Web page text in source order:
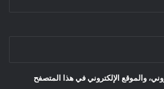
والموقع الإلكتروني في هذا المتصفح